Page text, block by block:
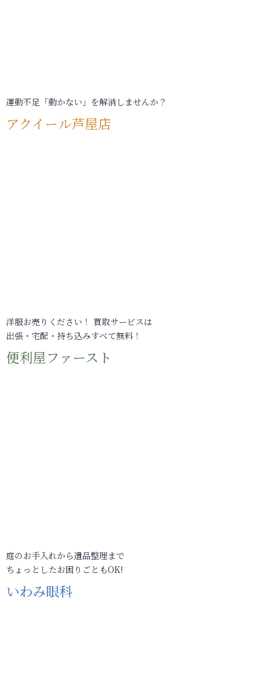
運動不足「動かない」を解消しませんか？
アクイール芦屋店
洋服お売りください！ 買取サービスは
出張・宅配・持ち込みすべて無料！
便利屋ファースト
庭のお手入れから遺品整理まで
ちょっとしたお困りごともOK!
いわみ眼科